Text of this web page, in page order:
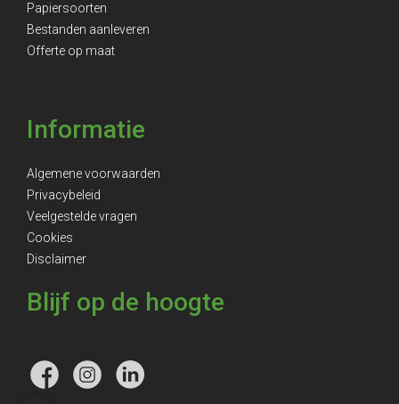
Papiersoorten
Bestanden aanleveren
Offerte op maat
Informatie
Algemene voorwaarden
Privacybeleid
Veelgestelde vragen
Cookies
Disclaimer
Blijf op de hoogte